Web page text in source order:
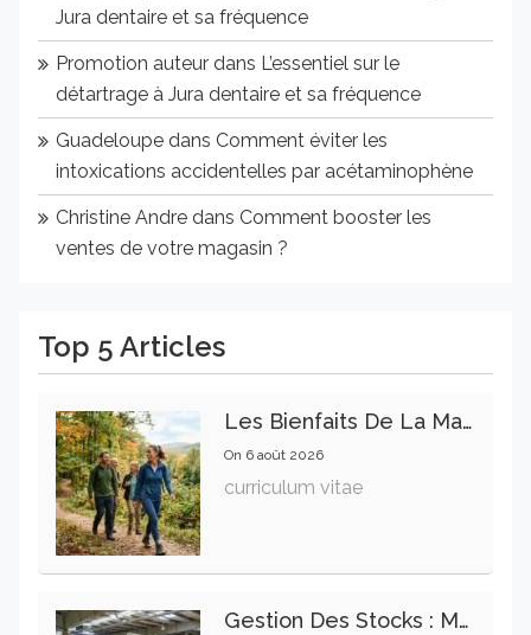
Jura dentaire et sa fréquence
Promotion auteur dans L’essentiel sur le
détartrage à Jura dentaire et sa fréquence
Guadeloupe dans Comment éviter les
intoxications accidentelles par acétaminophène
Christine Andre dans Comment booster les
ventes de votre magasin ?
Top 5 Articles
Les Bienfaits De La Marche Sur La Santé Physique Et Mentale
On 6 août 2026
curriculum vitae
Gestion Des Stocks : Meilleures Pratiques Intralogistiques